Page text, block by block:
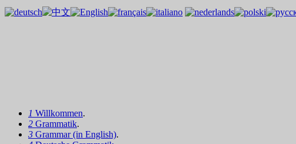
1 Willkommen.
2 Grammatik.
3 Grammar (in English).